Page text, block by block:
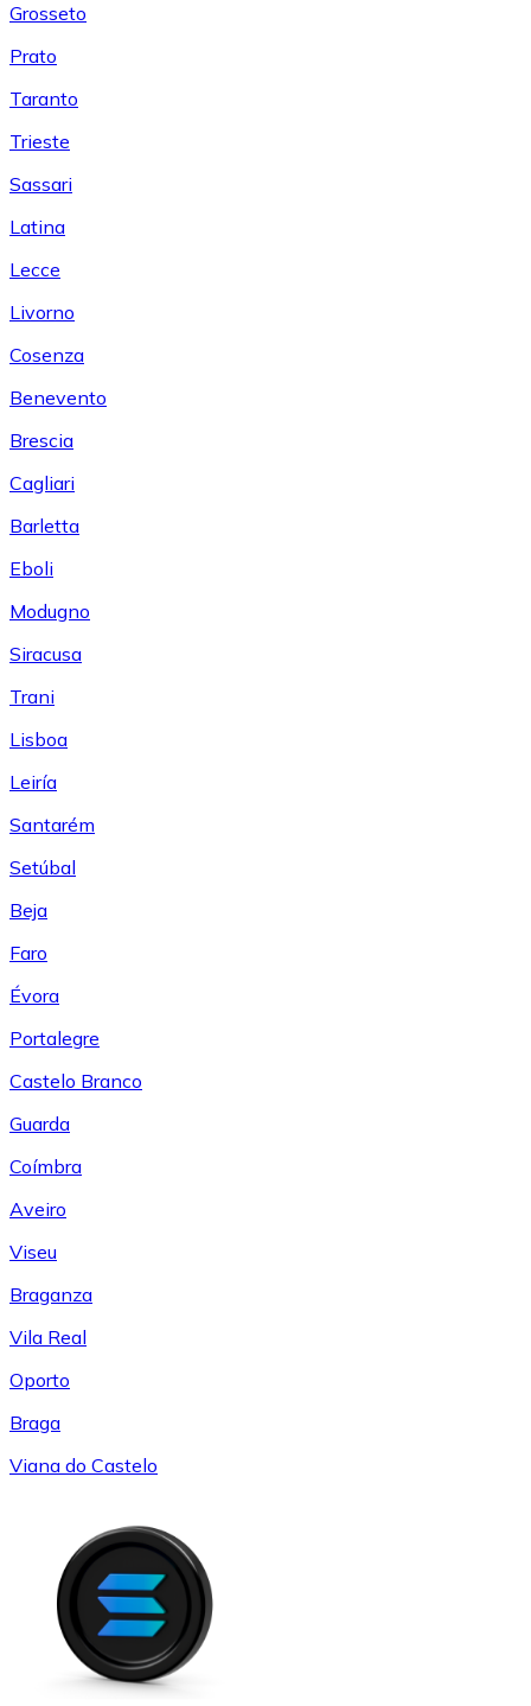
Grosseto
Prato
Taranto
Trieste
Sassari
Latina
Lecce
Livorno
Cosenza
Benevento
Brescia
Cagliari
Barletta
Eboli
Modugno
Siracusa
Trani
Lisboa
Leiría
Santarém
Setúbal
Beja
Faro
Évora
Portalegre
Castelo Branco
Guarda
Coímbra
Aveiro
Viseu
Braganza
Vila Real
Oporto
Braga
Viana do Castelo